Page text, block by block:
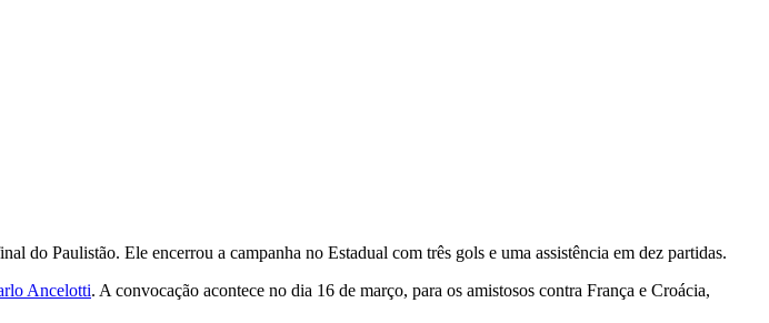
do Paulistão. Ele encerrou a campanha no Estadual com três gols e uma assistência em dez partidas.
Ancelotti. A convocação acontece no dia 16 de março, para os amistosos contra França e Croácia,